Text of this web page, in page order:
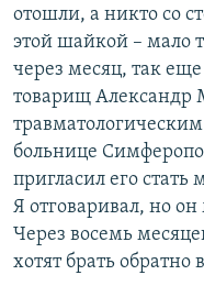
отошли, а никто со
этой шайкой – мало
через месяц, так
товарищ Александр
больнице
пригласил его
Я отговаривал, но
Через восемь
хотят брать обратно